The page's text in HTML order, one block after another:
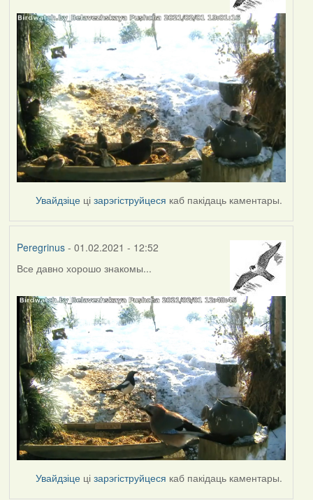
Увайдзіце цізарэгіструйцеся каб пакідаць каментары.
Peregrinus- 01.02.2021 - 12:52
Все давно хорошо знакомы...
Увайдзіце цізарэгіструйцеся каб пакідаць каментары.